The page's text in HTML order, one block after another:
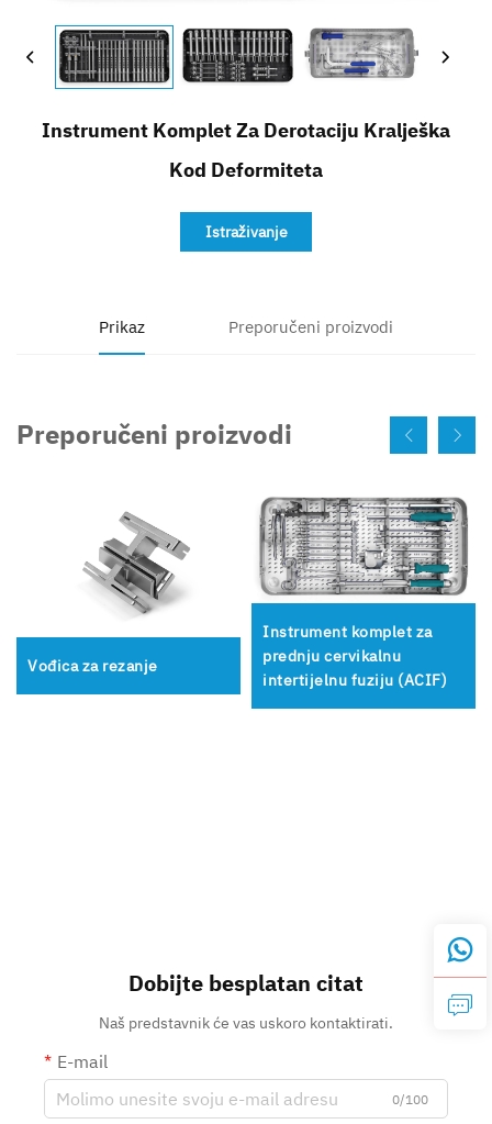
Kontakt
Instrument Komplet Za Derotaciju Kralješka
Kod Deformiteta
Istraživanje
Prikaz Preporučeni proizvodi
Preporučeni proizvodi
Vođica za rezanje
Instrument komplet za
prednju cervikalnu
intertijelnu fuziju (ACIF)
Dobijte besplatan citat
Naš predstavnik će vas uskoro kontaktirati.
E-mail
0/100